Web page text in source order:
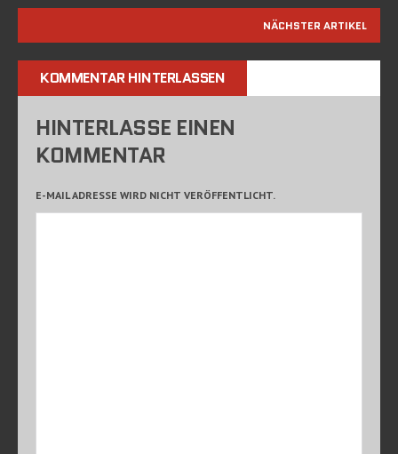
NÄCHSTER ARTIKEL
KOMMENTAR HINTERLASSEN
HINTERLASSE EINEN
KOMMENTAR
E-MAIL ADRESSE WIRD NICHT VERÖFFENTLICHT.